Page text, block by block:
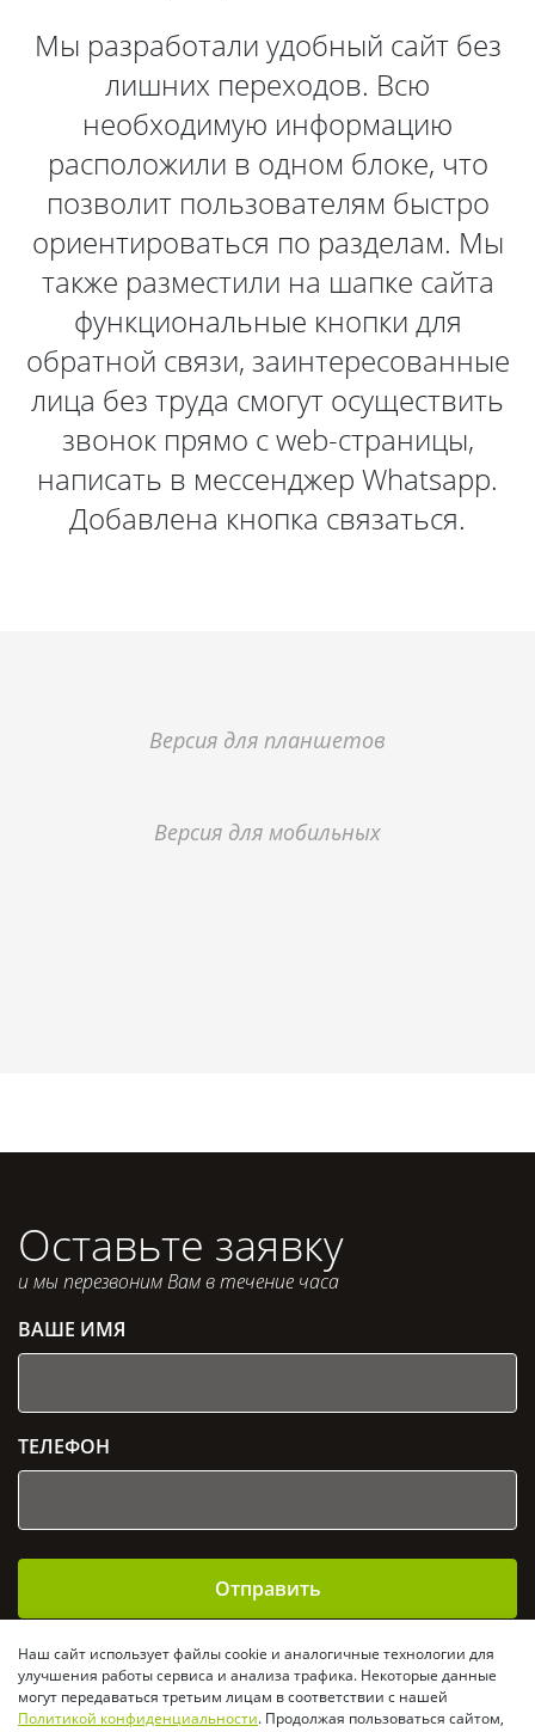
Мы разработали удобный сайт без
лишних переходов. Всю
необходимую информацию
расположили в одном блоке, что
позволит пользователям быстро
ориентироваться по разделам. Мы
также разместили на шапке сайта
функциональные кнопки для
обратной связи, заинтересованные
лица без труда смогут осуществить
звонок прямо с web-страницы,
написать в мессенджер Whatsapp.
Добавлена кнопка связаться.
Версия для планшетов
Версия для мобильных
Оставьте заявку
и мы перезвоним Вам в течение часа
ВАШЕ ИМЯ
ТЕЛЕФОН
Отправить
Отправляя заявку, Вы даете согласие наобработку
персональных данныхи подтверждаете своё согласие
сполитикой конфиденциальности
Наш сайт использует файлы cookie и аналогичные технологии для
улучшения работы сервиса и анализа трафика. Некоторые данные
могут передаваться третьим лицам в соответствии с нашей
Политикой конфиденциальности. Продолжая пользоваться сайтом,